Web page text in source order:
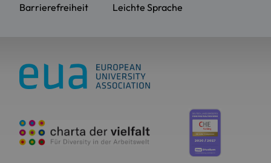
Barrierefreiheit Leichte Sprache